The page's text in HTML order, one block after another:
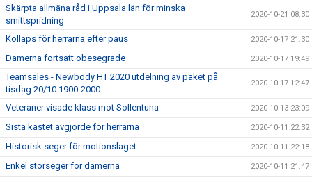
Skärpta allmäna råd i Uppsala län för minska
smittspridning
2020-10-21 08:30
Kollaps för herrarna efter paus 2020-10-17 21:30
Damerna fortsatt obesegrade 2020-10-17 19:49
Teamsales - Newbody HT 2020 utdelning av paket på
tisdag 20/10 1900-2000
2020-10-17 12:47
Veteraner visade klass mot Sollentuna 2020-10-13 23:09
Sista kastet avgjorde för herrarna 2020-10-11 22:32
Historisk seger för motionslaget 2020-10-11 22:18
Enkel storseger för damerna 2020-10-11 21:47